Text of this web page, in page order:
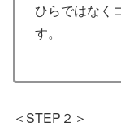
ひらではなく
す。
＜STEP２＞